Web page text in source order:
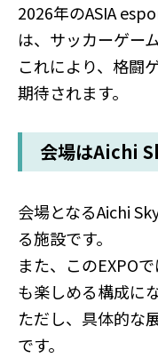
2026年のASIA
は、サッカーゲー
これにより、格闘
期待されます。
会場はAichi
会場となるAichi
る施設です。
また、このEXPO
も楽しめる構成に
ただし、具体的な
です。